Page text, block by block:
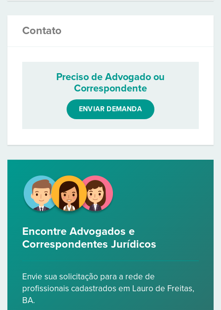
Contato
Preciso de Advogado ou
Correspondente
ENVIAR DEMANDA
Encontre Advogados e
Correspondentes Jurídicos
Envie sua solicitação para a rede de
profissionais cadastrados em Lauro de Freitas,
BA.